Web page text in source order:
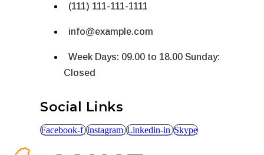
(111) 111-111-1111
info@example.com
Week Days: 09.00 to 18.00 Sunday:
Closed
Social Links
Facebook-f Instagram Linkedin-in Skype